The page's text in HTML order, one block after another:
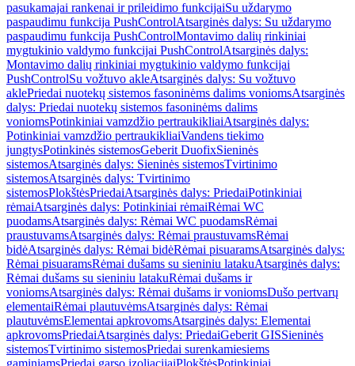
pasukamajai rankenai ir prileidimo funkcijaiSu uždarymo
paspaudimu funkcija PushControlAtsarginės dalys: Su uždarymo
paspaudimu funkcija PushControlMontavimo dalių rinkiniai
mygtukinio valdymo funkcijai PushControlAtsarginės dalys:
Montavimo dalių rinkiniai mygtukinio valdymo funkcijai
PushControlSu vožtuvo akleAtsarginės dalys: Su vožtuvo
aklePriedai nuotekų sistemos fasoninėms dalims voniomsAtsarginės
dalys: Priedai nuotekų sistemos fasoninėms dalims
voniomsPotinkiniai vamzdžio pertraukikliaiAtsarginės dalys:
Potinkiniai vamzdžio pertraukikliaiVandens tiekimo
jungtysPotinkinės sistemosGeberit DuofixSieninės
sistemosAtsarginės dalys: Sieninės sistemosTvirtinimo
sistemosAtsarginės dalys: Tvirtinimo
sistemosPlokštėsPriedaiAtsarginės dalys: PriedaiPotinkiniai
rėmaiAtsarginės dalys: Potinkiniai rėmaiRėmai WC
puodamsAtsarginės dalys: Rėmai WC puodamsRėmai
praustuvamsAtsarginės dalys: Rėmai praustuvamsRėmai
bidėAtsarginės dalys: Rėmai bidėRėmai pisuaramsAtsarginės dalys:
Rėmai pisuaramsRėmai dušams su sieniniu latakuAtsarginės dalys:
Rėmai dušams su sieniniu latakuRėmai dušams ir
voniomsAtsarginės dalys: Rėmai dušams ir voniomsDušo pertvarų
elementaiRėmai plautuvėmsAtsarginės dalys: Rėmai
plautuvėmsElementai apkrovomsAtsarginės dalys: Elementai
apkrovomsPriedaiAtsarginės dalys: PriedaiGeberit GISSieninės
sistemosTvirtinimo sistemosPriedai surenkamiesiems
gaminiamsPriedai garso izoliacijaiPlokštėsPotinkiniai